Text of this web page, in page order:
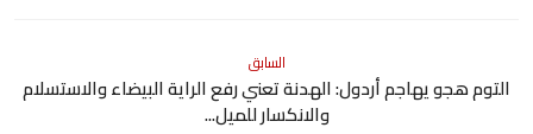
السابق
التوم هجو يهاجم أردول: الهدنة تعني رفع الراية البيضاء والاستسلام
والانكسار للميل...